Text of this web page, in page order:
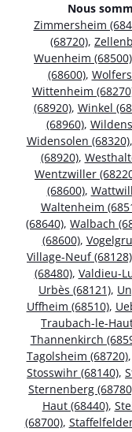
Nous
Zimmersheim
(68720),
Wuenheim (68500)
(68600),
Wittenheim
(68920), Winkel
(68960),
Widensolen (68320),
(68920),
Wentzwiller
(68600),
Waltenheim
(68640), Walbach
(68600),
Village-Neuf (68128)
(68480), Valdieu-
Urbès (68121),
Uffheim (68510),
Traubach-le-
Thannenkirch
Tagolsheim (68720),
Stosswihr (68140),
Sternenberg
Haut (68440),
(68700),